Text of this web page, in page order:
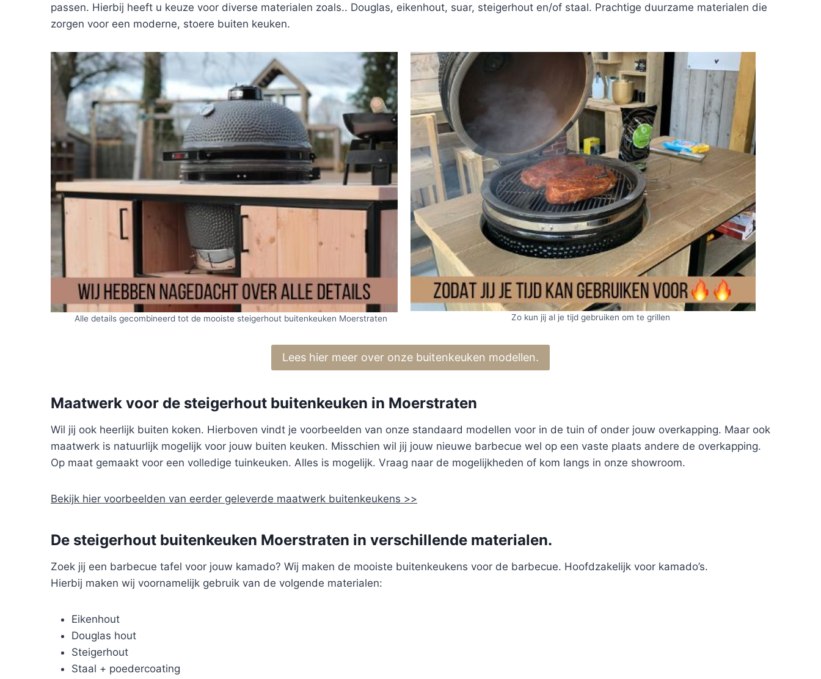
passen. Hierbij heeft u keuze voor diverse materialen zoals.. Douglas, eikenhout, suar, steigerhout en/of staal. Prachtige duurzame materialen die
zorgen voor een moderne, stoere buiten keuken.
Alle details gecombineerd tot de mooiste steigerhout buitenkeuken Moerstraten Zo kun jij al je tijd gebruiken om te grillen
Lees hier meer over onze buitenkeuken modellen.
Maatwerk voor de steigerhout buitenkeuken in Moerstraten
Wil jij ook heerlijk buiten koken. Hierboven vindt je voorbeelden van onze standaard modellen voor in de tuin of onder jouw overkapping. Maar ook
maatwerk is natuurlijk mogelijk voor jouw buiten keuken. Misschien wil jij jouw nieuwe barbecue wel op een vaste plaats andere de overkapping.
Op maat gemaakt voor een volledige tuinkeuken. Alles is mogelijk. Vraag naar de mogelijkheden of kom langs in onze showroom.
Bekijk hier voorbeelden van eerder geleverde maatwerk buitenkeukens >>
De steigerhout buitenkeuken Moerstraten in verschillende materialen.
Zoek jij een barbecue tafel voor jouw kamado? Wij maken de mooiste buitenkeukens voor de barbecue. Hoofdzakelijk voor kamado’s.
Hierbij maken wij voornamelijk gebruik van de volgende materialen:
Eikenhout
Douglas hout
Steigerhout
Staal + poedercoating